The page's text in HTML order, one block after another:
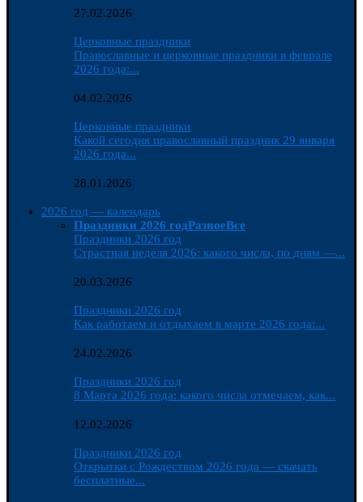
27.02.2026
Церковные праздники
Православные и церковные праздники в феврале
2026 года:...
04.02.2026
Церковные праздники
Какой сегодня православный праздник 29 января
2026 года...
28.01.2026
2026 год — календарь
Праздники 2026 годРазноеВсе
Праздники 2026 год
Страстная неделя 2026: какого числа, по дням —...
20.03.2026
Праздники 2026 год
Как работаем и отдыхаем в марте 2026 года:...
24.02.2026
Праздники 2026 год
8 Марта 2026 года: какого числа отмечаем, как...
12.02.2026
Праздники 2026 год
Открытки с Рождеством 2026 года — скачать
бесплатные...